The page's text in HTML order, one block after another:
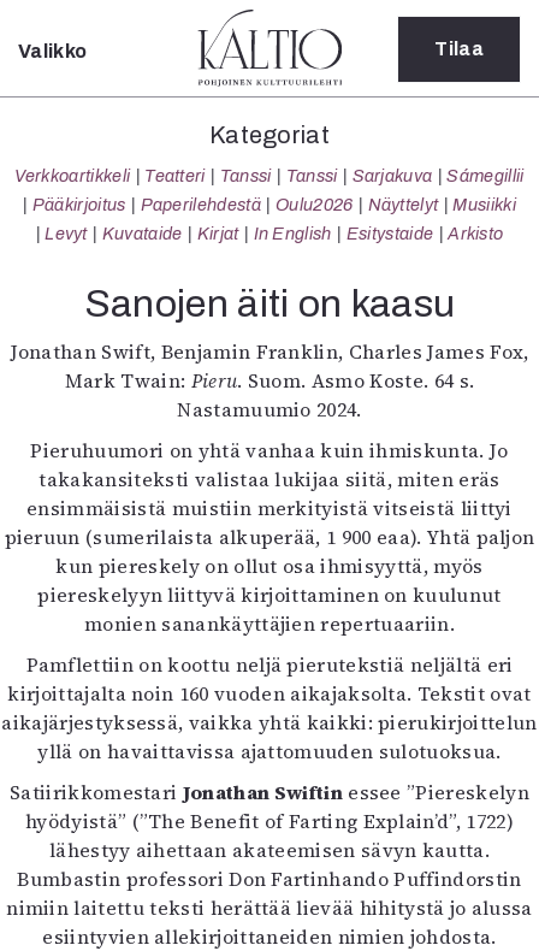
Sulje
Kategoriat
Verkkoartikkeli
Teatteri
Tanssi
Sarjakuva
Sámegillii
Pääkirjoitus
Paperilehdestä
Oulu2026
Musiikki
Levyt
Kuvataide
Kirjat
In English
Esitystaide
Arkisto
Lehdet
4/2026
2–3/2026
1/2026
6/2025
5/2025 saame
5/2025
Lehtiarkisto
Valikko Tilaa
Kategoriat
Verkkoartikkeli Teatteri Tanssi Tanssi Sarjakuva
Sámegillii
Pääkirjoitus
Paperilehdestä Oulu2026 Näyttelyt
Musiikki
Levyt
Kuvataide Kirjat In English Esitystaide Arkisto
Sanojen äiti on kaasu
Jonathan Swift, Benjamin Franklin, Charles James Fox,
Mark Twain: Pieru. Suom. Asmo Koste. 64 s.
Nastamuumio 2024.
Pieruhuumori on yhtä vanhaa kuin ihmiskunta. Jo
takakansiteksti valistaa lukijaa siitä, miten eräs
ensimmäisistä muistiin merkityistä vitseistä liittyi
pieruun (sumerilaista alkuperää, 1 900 eaa). Yhtä paljon
kun piereskely on ollut osa ihmisyyttä, myös
piereskelyyn liittyvä kirjoittaminen on kuulunut
monien sanankäyttäjien repertuaariin.
Pamflettiin on koottu neljä pierutekstiä neljältä eri
kirjoittajalta noin 160 vuoden aikajaksolta. Tekstit ovat
aikajärjestyksessä, vaikka yhtä kaikki: pierukirjoittelun
yllä on havaittavissa ajattomuuden sulotuoksua.
Satiirikkomestari Jonathan Swiftinessee ”Piereskelyn
hyödyistä” (”The Benefit of Farting Explain’d”, 1722)
lähestyy aihettaan akateemisen sävyn kautta.
Bumbastin professori Don Fartinhando Puffindorstin
nimiin laitettu teksti herättää lievää hihitystä jo alussa
esiintyvien allekirjoittaneiden nimien johdosta.